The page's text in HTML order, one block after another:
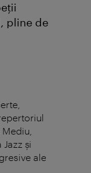
pline de
şi
ale